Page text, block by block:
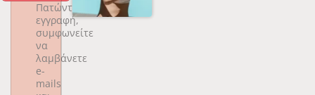
Πατώντας
εγγραφή,
συμφωνείτε
να
λαμβάνετε
e-
mails